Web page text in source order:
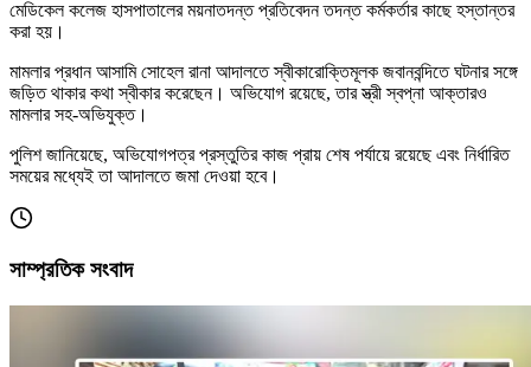
মেডিকেল কলেজ হাসপাতালের ময়নাতদন্ত প্রতিবেদন তদন্ত কর্মকর্তার কাছে হস্তান্তর
করা হয়।
মামলার প্রধান আসামি সোহেল রানা আদালতে স্বীকারোক্তিমূলক জবানবন্দিতে ঘটনার সঙ্গে
জড়িত থাকার কথা স্বীকার করেছেন। অভিযোগ রয়েছে, তার স্ত্রী স্বপ্না আক্তারও
মামলার সহ-অভিযুক্ত।
পুলিশ জানিয়েছে, অভিযোগপত্র প্রস্তুতির কাজ প্রায় শেষ পর্যায়ে রয়েছে এবং নির্ধারিত
সময়ের মধ্যেই তা আদালতে জমা দেওয়া হবে।
সাম্প্রতিক সংবাদ